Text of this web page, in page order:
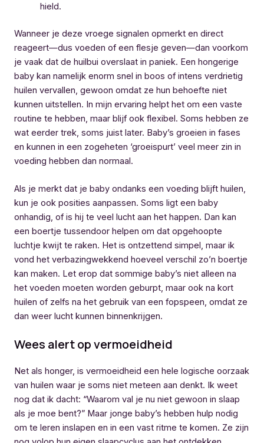
hield.
Wanneer je deze vroege signalen opmerkt en direct
reageert—dus voeden of een flesje geven—dan voorkom
je vaak dat de huilbui overslaat in paniek. Een hongerige
baby kan namelijk enorm snel in boos of intens verdrietig
huilen vervallen, gewoon omdat ze hun behoefte niet
kunnen uitstellen. In mijn ervaring helpt het om een vaste
routine te hebben, maar blijf ook flexibel. Soms hebben ze
wat eerder trek, soms juist later. Baby’s groeien in fases
en kunnen in een zogeheten ‘groeispurt’ veel meer zin in
voeding hebben dan normaal.
Als je merkt dat je baby ondanks een voeding blijft huilen,
kun je ook posities aanpassen. Soms ligt een baby
onhandig, of is hij te veel lucht aan het happen. Dan kan
een boertje tussendoor helpen om dat opgehoopte
luchtje kwijt te raken. Het is ontzettend simpel, maar ik
vond het verbazingwekkend hoeveel verschil zo’n boertje
kan maken. Let erop dat sommige baby’s niet alleen na
het voeden moeten worden geburpt, maar ook na kort
huilen of zelfs na het gebruik van een fopspeen, omdat ze
dan weer lucht kunnen binnenkrijgen.
Wees alert op vermoeidheid
Net als honger, is vermoeidheid een hele logische oorzaak
van huilen waar je soms niet meteen aan denkt. Ik weet
nog dat ik dacht: “Waarom val je nu niet gewoon in slaap
als je moe bent?” Maar jonge baby’s hebben hulp nodig
om te leren inslapen en in een vast ritme te komen. Ze zijn